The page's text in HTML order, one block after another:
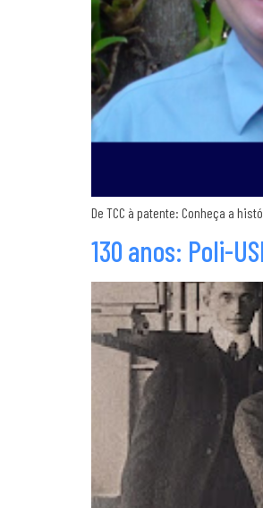
De TCC à patente: Conheça a
130 anos: Poli-